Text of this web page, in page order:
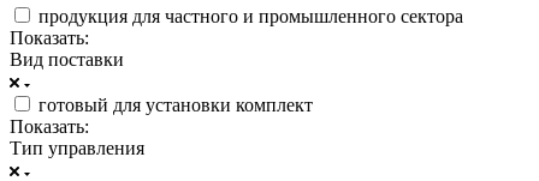
продукция для частного и промышленного сектора
Показать:
Вид поставки
готовый для установки комплект
Показать:
Тип управления